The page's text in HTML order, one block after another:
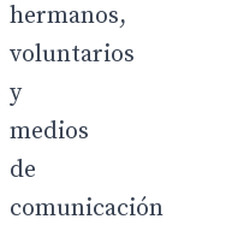
hermanos,
voluntarios
y
medios
de
comunicación